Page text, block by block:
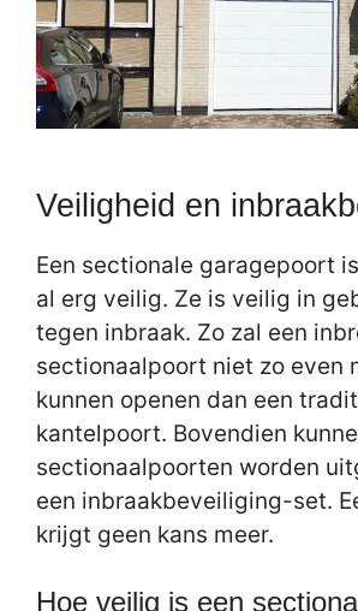
Veiligheid en
Een sectionale garagepoort
al erg veilig. Ze is veilig in
tegen inbraak. Zo zal een
sectionaalpoort niet zo even
kunnen openen dan een
kantelpoort. Bovendien
sectionaalpoorten worden
een inbraakbeveiliging-set.
krijgt geen kans meer.
Hoe veilig is een